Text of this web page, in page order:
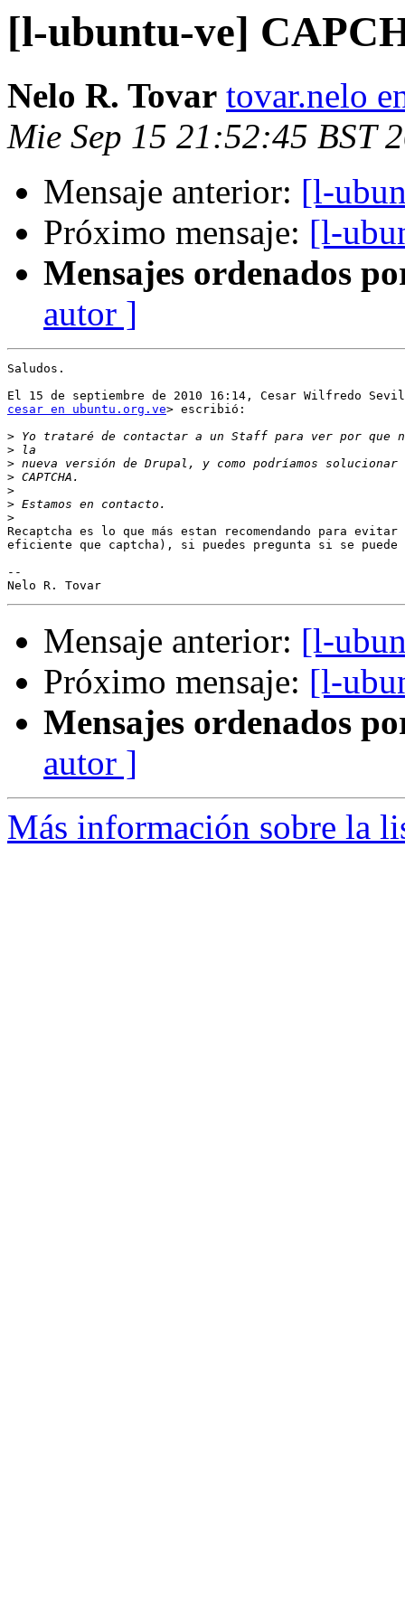
[l-ubuntu-ve]
Nelo R. Tovar tovar.nelo
Mie Sep 15 21:52:45 BST
Mensaje anterior: [l-
Próximo mensaje: [l-
Mensajes ordenados
autor ]
Saludos.
cesar en ubuntu.org.ve> escribió:
>
>
>
>
>
>
>
Recaptcha es lo que más estan recomendando para evitar
eficiente que captcha), si puedes pregunta si se
--
Mensaje anterior: [l-
Próximo mensaje: [l-
Mensajes ordenados
autor ]
Más información sobre la